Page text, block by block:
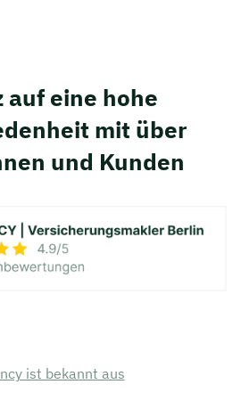
eine hohe
mit über
und Kunden
ist bekannt aus